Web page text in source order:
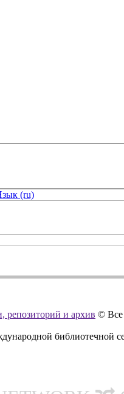
(ru)
репозиторий и архив © Все
библиотечной